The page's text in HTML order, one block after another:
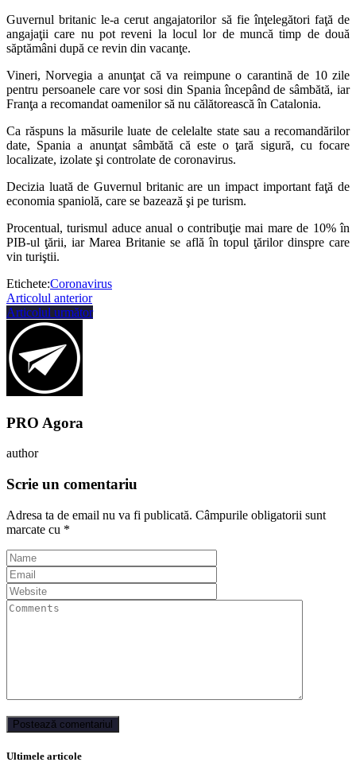
Guvernul britanic le-a cerut angajatorilor să fie înţelegători faţă de
angajaţii care nu pot reveni la locul lor de muncă timp de două
săptămâni după ce revin din vacanţe.
Vineri, Norvegia a anunţat că va reimpune o carantină de 10 zile
pentru persoanele care vor sosi din Spania începând de sâmbătă, iar
Franţa a recomandat oamenilor să nu călătorească în Catalonia.
Ca răspuns la măsurile luate de celelalte state sau a recomandărilor
date, Spania a anunţat sâmbătă că este o ţară sigură, cu focare
localizate, izolate şi controlate de coronavirus.
Decizia luată de Guvernul britanic are un impact important faţă de
economia spaniolă, care se bazează şi pe turism.
Procentual, turismul aduce anual o contribuţie mai mare de 10% în
PIB-ul ţării, iar Marea Britanie se află în topul ţărilor dinspre care
vin turiştii.
Etichete:Coronavirus
Articolul anterior
Articolul următor
PRO Agora
author
Scrie un comentariu
Adresa ta de email nu va fi publicată. Câmpurile obligatorii sunt
marcate cu *
Ultimele articole